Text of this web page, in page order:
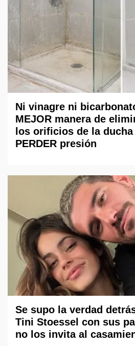
Ni vinagre ni
MEJOR manera de
los orificios de la
PERDER presión
Se supo la verdad
Tini Stoessel con sus
no los invita al